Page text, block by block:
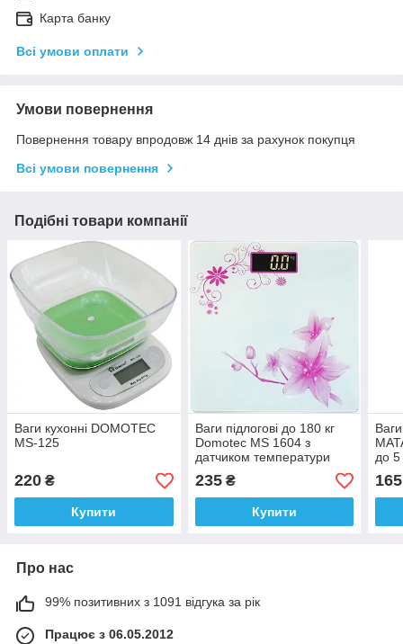
Карта банку
Всі умови оплати
Умови повернення
Повернення товару впродовж 14 днів за рахунок покупця
Всі умови повернення
Подібні товари компанії
Ваги кухонні DOMOTEC
MS-125
220 ₴
Купити
Ваги підлогові до 180 кг
Domotec MS 1604 з
датчиком температури
235₴
Купити
до 5
165
Про нас
99% позитивних з 1091 відгука за рік
Працює з 06.05.2012